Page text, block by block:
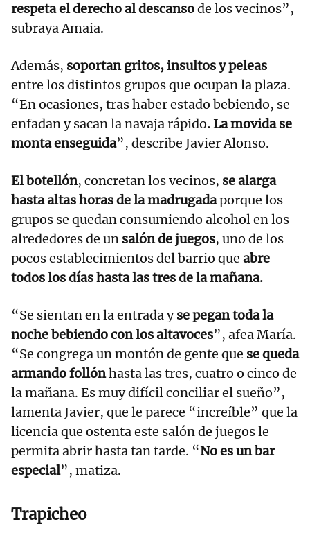
respeta el derecho al descansode los vecinos”,
subraya Amaia.
Además, soportan gritos, insultos y peleas
entre los distintos grupos que ocupan la plaza.
“En ocasiones, tras haber estado bebiendo, se
enfadan y sacan la navaja rápido. La movida se
monta enseguida”, describe Javier Alonso.
El botellón, concretan los vecinos, se alarga
hasta altas horas de la madrugadaporque los
grupos se quedan consumiendo alcohol en los
alrededores de un salón de juegos, uno de los
pocos establecimientos del barrio que abre
todos los días hasta las tres de la mañana.
“Se sientan en la entrada yse pegan toda la
noche bebiendo con los altavoces”, afea María.
“Se congrega un montón de gente que se queda
armando follónhasta las tres, cuatro o cinco de
la mañana. Es muy difícil conciliar el sueño”,
lamenta Javier, que le parece “increíble” que la
licencia que ostenta este salón de juegos le
permita abrir hasta tan tarde. “No es un bar
especial”, matiza.
Trapicheo